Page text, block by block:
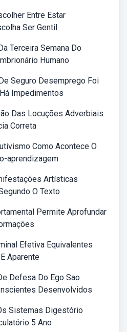
Entre Estar
Ser Gentil
Terceira Semana Do
Humano
Seguro Desemprego Foi
Impedimentos
Das Locuções Adverbiais
Correta
Como Acontece O
aprendizagem
Artísticas
O Texto
Permite Aprofundar
Efetiva Equivalentes
Aparente
Defesa Do Ego Sao
Desenvolvidos
Sistemas Digestório
5 Ano